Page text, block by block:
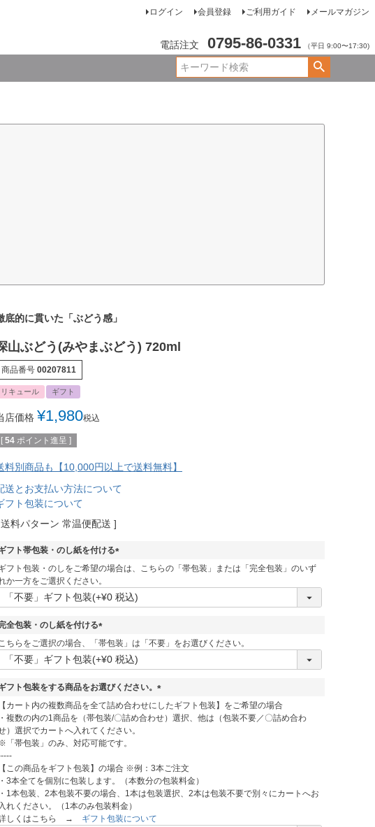
ログイン 会員登録 ご利用ガイド メールマガジン
電話注文 0795-86-0331 （平日 9:00〜17:30)
底的に貫いた「ぶどう感」
山ぶどう(みやまぶどう) 720ml
商品番号 00207811
リキュール ギフト
店価格 ¥1,980税込
[ 54 ポイント進呈 ]
料別商品も【10,000円以上で送料無料】
送とお支払い方法について
フト包装について
送料パターン 常温便配送
フト帯包装・のし紙を付ける
(
須
)
フト包装・のしをご希望の場合は、こちらの「帯包装」または「完全包装」のいず
か一方をご選択ください。
全包装・のし紙を付ける
(
必
須
ちらをご選択の場合、「帯包装」は「不要」をお選びください。
フト包装をする商品をお選びください。
(
必
【カート内の複数商品を全て詰め合わせにしたギフト包装】をご希望の場合
・複数の内の1商品を（帯包装/〇詰め合わせ）選択、他は（包装不要／〇詰め合わ
）選択でカートへ入れてください。
「帯包装」のみ、対応可能です。
【この商品をギフト包装】の場合 ※例：3本ご注文
・3本全てを個別に包装します。（本数分の包装料金）
・1本包装、2本包装不要の場合、1本は包装選択、2本は包装不要で別々にカートへお
入れください。（1本のみ包装料金）
しくはこちら → ギフト包装について